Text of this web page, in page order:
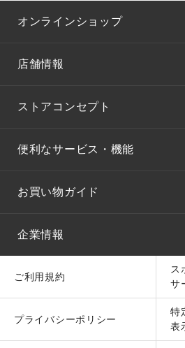
オンラインショップ
店舗情報
ストアコンセプト
便利なサービス・機能
お買い物ガイド
企業情報
ご利用規約
ス
サ
プライバシーポリシー
特
表